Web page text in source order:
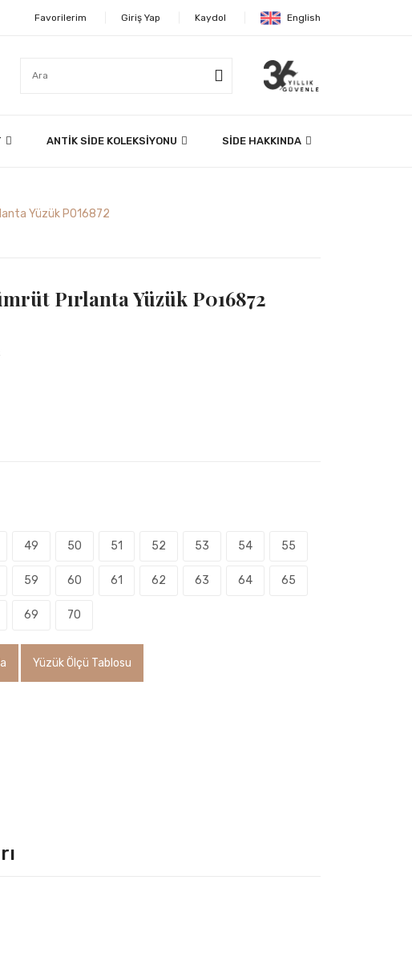
Favorilerim Giriş Yap Kaydol English
ANTİK SİDE KOLEKSİYONU SİDE HAKKINDA
Yüzük P016872
Pırlanta Yüzük P016872
49 50 51 52 53 54 55
59 60 61 62 63 64 65
69 70
Yüzük Ölçü Tablosu